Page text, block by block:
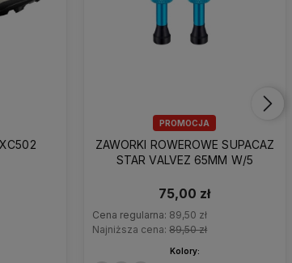
PROMOCJA
ZAWORKI ROWEROWE SUPACAZ
STAR VALVEZ 65MM W/5
75,00 zł
Cena regularna: 89,50 zł
Najniższa cena:89,50 zł
Kolory: